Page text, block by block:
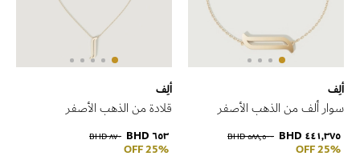
ألِف
سوار ألف من الذهب الأصفر
٤٤١٫٣٧٥ BHD ٥٨٨٫٥٠٠ BHD
25% OFF
ألِف
قلادة من الذهب الأصفر
٦٥٣ BHD ٨٧٠ BHD
25% OFF